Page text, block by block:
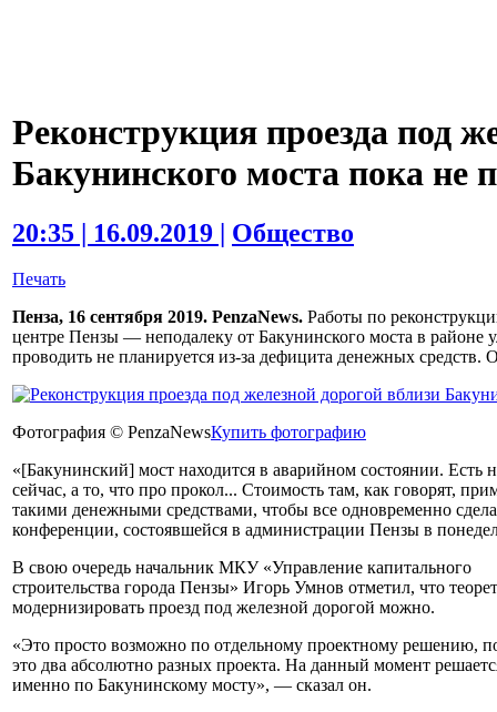
Реконструкция проезда под
Бакунинского моста пока не
20:35 | 16.09.2019 | Общество
Печать
Пенза, 16 сентября 2019. PenzaNews. Работы по
центре Пензы — неподалеку от Бакунинского моста в районе
проводить не планируется из-за дефицита денежных
Фотография © PenzaNewsКупить фотографию
«[Бакунинский] мост находится в аварийном состоянии. Есть
сейчас, а то, что про прокол... Стоимость там, как говорят,
такими денежными средствами, чтобы все одновременно
конференции, состоявшейся в администрации Пензы в
В свою очередь начальник МКУ «Управление капитального
строительства города Пензы» Игорь Умнов отметил, что
модернизировать проезд под железной дорогой можно.
«Это просто возможно по отдельному проектному решению,
это два абсолютно разных проекта. На данный момент
именно по Бакунинскому мосту», — сказал он.